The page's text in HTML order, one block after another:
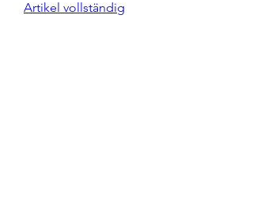
Artikel vollständig